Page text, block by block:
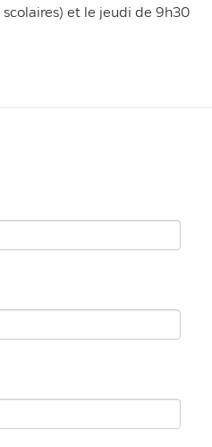
et le jeudi de 9h30